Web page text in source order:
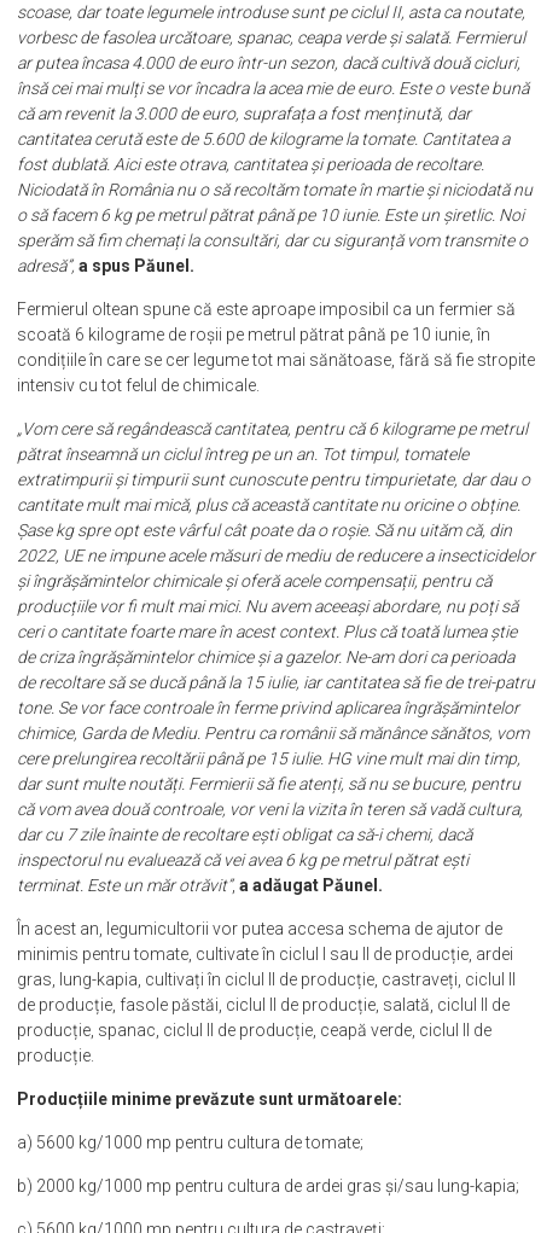
scoase, dar toate legumele introduse sunt pe ciclul II, asta ca noutate,
vorbesc de fasolea urcătoare, spanac, ceapa verde și salată. Fermierul
ar putea încasa 4.000 de euro într-un sezon, dacă cultivă două cicluri,
însă cei mai mulți se vor încadra la acea mie de euro. Este o veste bună
că am revenit la 3.000 de euro, suprafața a fost menținută, dar
cantitatea cerută este de 5.600 de kilograme la tomate. Cantitatea a
fost dublată. Aici este otrava, cantitatea și perioada de recoltare.
Niciodată în România nu o să recoltăm tomate în martie și niciodată nu
o să facem 6 kg pe metrul pătrat până pe 10 iunie. Este un șiretlic. Noi
sperăm să fim chemați la consultări, dar cu siguranță vom transmite o
adresă”, a spus Păunel.
Fermierul oltean spune că este aproape imposibil ca un fermier să
scoată 6 kilograme de roșii pe metrul pătrat până pe 10 iunie, în
condițiile în care se cer legume tot mai sănătoase, fără să fie stropite
intensiv cu tot felul de chimicale.
„Vom cere să regândească cantitatea, pentru că 6 kilograme pe metrul
pătrat înseamnă un ciclul întreg pe un an. Tot timpul, tomatele
extratimpurii și timpurii sunt cunoscute pentru timpurietate, dar dau o
cantitate mult mai mică, plus că această cantitate nu oricine o obține.
Șase kg spre opt este vârful cât poate da o roșie. Să nu uităm că, din
2022, UE ne impune acele măsuri de mediu de reducere a insecticidelor
și îngrășămintelor chimicale și oferă acele compensații, pentru că
producțiile vor fi mult mai mici. Nu avem aceeași abordare, nu poți să
ceri o cantitate foarte mare în acest context. Plus că toată lumea știe
de criza îngrășămintelor chimice și a gazelor. Ne-am dori ca perioada
de recoltare să se ducă până la 15 iulie, iar cantitatea să fie de trei-patru
tone. Se vor face controale în ferme privind aplicarea îngrășămintelor
chimice, Garda de Mediu. Pentru ca românii să mănânce sănătos, vom
cere prelungirea recoltării până pe 15 iulie. HG vine mult mai din timp,
dar sunt multe noutăți. Fermierii să fie atenți, să nu se bucure, pentru
că vom avea două controale, vor veni la vizita în teren să vadă cultura,
dar cu 7 zile înainte de recoltare ești obligat ca să-i chemi, dacă
inspectorul nu evaluează că vei avea 6 kg pe metrul pătrat ești
terminat. Este un măr otrăvit”,a adăugat Păunel.
În acest an, legumicultorii vor putea accesa schema de ajutor de
minimis pentru tomate, cultivate în ciclul I sau II de producție, ardei
gras, lung-kapia, cultivați în ciclul II de producție, castraveți, ciclul II
de producție, fasole păstăi, ciclul II de producție, salată, ciclul II de
producție, spanac, ciclul II de producție, ceapă verde, ciclul II de
producție.
Producțiile minime prevăzute sunt următoarele:
a) 5600 kg/1000 mp pentru cultura de tomate;
b) 2000 kg/1000 mp pentru cultura de ardei gras și/sau lung-kapia;
c) 5600 kg/1000 mp pentru cultura de castraveți;